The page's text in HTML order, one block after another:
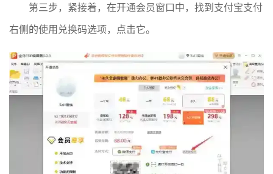
第三步，紧接着，在开通会员窗口中，找到支付宝支付
右侧的使用兑换码选项，点击它。